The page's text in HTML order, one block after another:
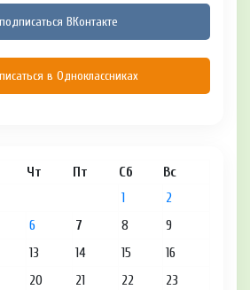
подписаться ВКонтакте
в Одноклассниках
Чт Пт Сб Вс
1
2
6 7 8
9
13 14 15
16
20 21 22
23